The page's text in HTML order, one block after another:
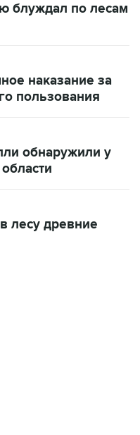
блуждал по лесам
наказание за
пользования
обнаружили у
лесу древние